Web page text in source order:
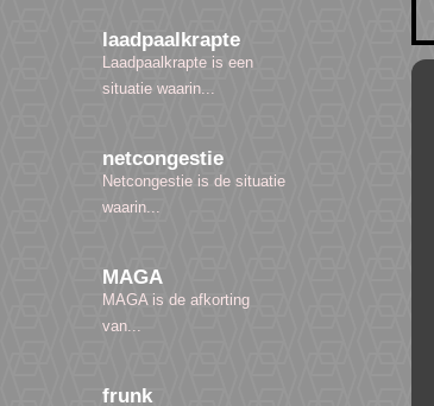
laadpaalkrapte
Laadpaalkrapte is een
situatie waarin...
netcongestie
Netcongestie is de situatie
waarin...
MAGA
MAGA is de afkorting
van...
frunk